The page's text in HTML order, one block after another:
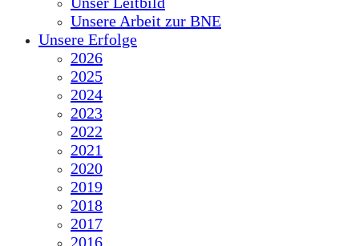
Unsere Arbeit zur BNE
Unsere Erfolge
2026
2025
2024
2023
2022
2021
2020
2019
2018
2017
2016